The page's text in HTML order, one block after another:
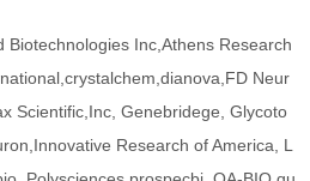
Biotechnologies Inc,Athens Research
Neur
Scientific,Inc, Genebridege, Glycoto
Research of America, L